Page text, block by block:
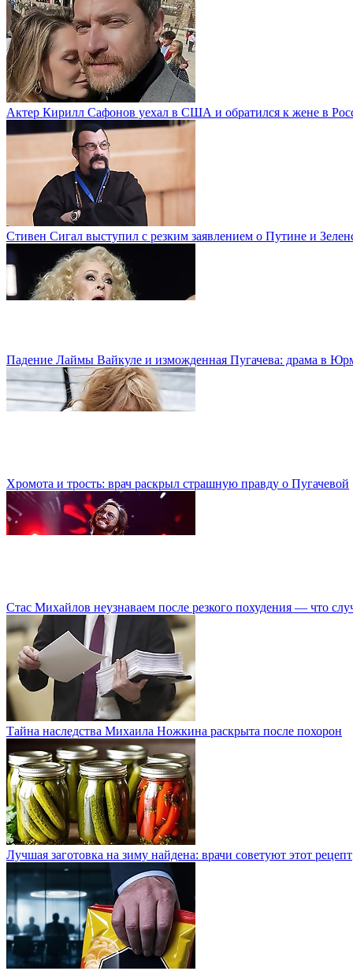
Актер Кирилл Сафонов уехал в США и обратился к жене в
Стивен Сигал выступил с резким заявлением о Путине и
Падение Лаймы Вайкуле и изможденная Пугачева: драма в
Хромота и трость: врач раскрыл страшную правду о Пугачевой
Стас Михайлов неузнаваем после резкого похудения — что
Тайна наследства Михаила Ножкина раскрыта после похорон
Лучшая заготовка на зиму найдена: врачи советуют этот рецепт